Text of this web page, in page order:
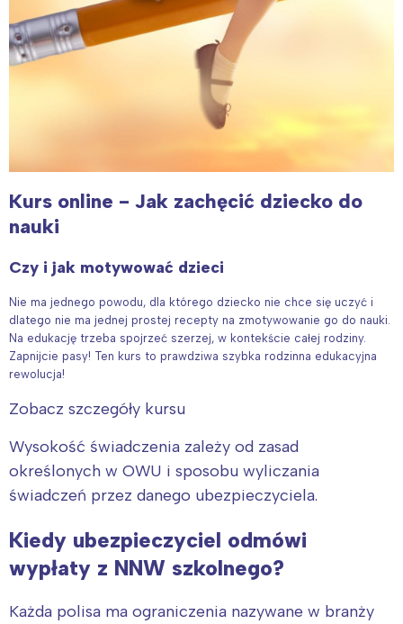
Kurs online - Jak zachęcić dziecko do
nauki
Czy i jak motywować dzieci
Nie ma jednego powodu, dla którego dziecko nie chce się uczyć i
dlatego nie ma jednej prostej recepty na zmotywowanie go do nauki.
Na edukację trzeba spojrzeć szerzej, w kontekście całej rodziny.
Zapnijcie pasy! Ten kurs to prawdziwa szybka rodzinna edukacyjna
rewolucja!
Zobacz szczegóły kursu
Wysokość świadczenia zależy od zasad
określonych w OWU i sposobu wyliczania
świadczeń przez danego ubezpieczyciela.
Kiedy ubezpieczyciel odmówi
wypłaty z NNW szkolnego?
Każda polisa ma ograniczenia nazywane w branży
Interesują mnie wydarzenia z
tego regionu:
Warszawa
Łódź
Trójmiasto
Poznań
Wrocław
Śląsk
Kraków
Południe
Północ
Wszystkie